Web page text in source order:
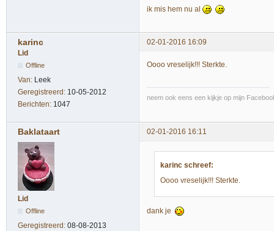
ik mis hem nu al
karinc
02-01-2016 16:09
Lid
Offline
Van: Leek
Geregistreerd: 10-05-2012
Berichten: 1047
Oooo vreselijk!!! Sterkte.
neem ook eens een kijkje op mijn
Baklataart 02-01-2016 16:11
Lid
Offline
Geregistreerd: 08-08-2013
karinc schreef:
Oooo vreselijk!!! Sterkte.
dank je